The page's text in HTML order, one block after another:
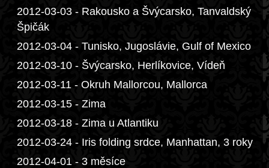
2012-03-03 - Rakousko a Švýcarsko, Tanvaldský
Špičák
2012-03-04 - Tunisko, Jugoslávie, Gulf of Mexico
2012-03-10 - Švýcarsko, Herlíkovice, Vídeň
2012-03-11 - Okruh Mallorcou, Mallorca
2012-03-15 - Zima
2012-03-18 - Zima u Atlantiku
2012-03-24 - Iris folding srdce, Manhattan, 3 roky
2012-04-01 - 3 měsíce